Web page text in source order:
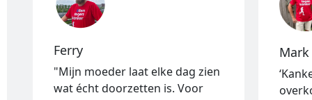
Ferry
"Mijn moeder laat elke dag zien
wat écht doorzetten is. Voor
Mark